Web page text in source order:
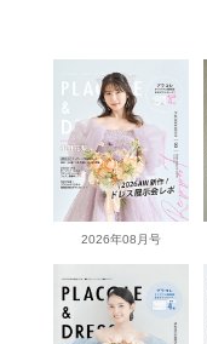
2026年08月号